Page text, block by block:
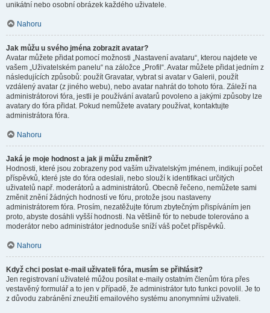
unikátní nebo osobní obrázek každého uživatele.
Nahoru
Jak můžu u svého jména zobrazit avatar?
Avatar můžete přidat pomocí možnosti „Nastavení avataru“, kterou najdete ve
vašem „Uživatelském panelu“ na záložce „Profil“. Avatar můžete přidat jedním z
následujících způsobů: použít Gravatar, vybrat si avatar v Galerii, použít
vzdálený avatar (z jiného webu), nebo avatar nahrát do tohoto fóra. Záleží na
administrátorovi fóra, jestli je používání avatarů povoleno a jakými způsoby lze
avatary do fóra přidat. Pokud nemůžete avatary používat, kontaktujte
administrátora fóra.
Nahoru
Jaká je moje hodnost a jak ji můžu změnit?
Hodnosti, které jsou zobrazeny pod vaším uživatelským jménem, indikují počet
příspěvků, které jste do fóra odeslali, nebo slouží k identifikaci určitých
uživatelů např. moderátorů a administrátorů. Obecně řečeno, nemůžete sami
změnit znění žádných hodností ve fóru, protože jsou nastaveny
administrátorem fóra. Prosím, nezatěžujte fórum zbytečným přispíváním jen
proto, abyste dosáhli vyšší hodnosti. Na většině fór to nebude tolerováno a
moderátor nebo administrátor jednoduše sníží váš počet příspěvků.
Nahoru
Když chci poslat e-mail uživateli fóra, musím se přihlásit?
Jen registrovaní uživatelé můžou posílat e-maily ostatním členům fóra přes
vestavěný formulář a to jen v případě, že administrátor tuto funkci povolil. Je to
z důvodu zabránění zneužití emailového systému anonymními uživateli.